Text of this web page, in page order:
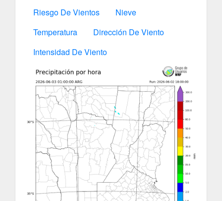
Riesgo De Vientos
Nieve
Temperatura
Dirección De Viento
Intensidad De Viento